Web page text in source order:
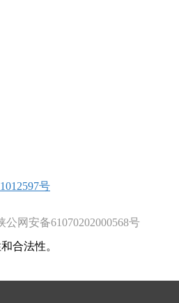
号
公网安备61070202000568号
合法性。